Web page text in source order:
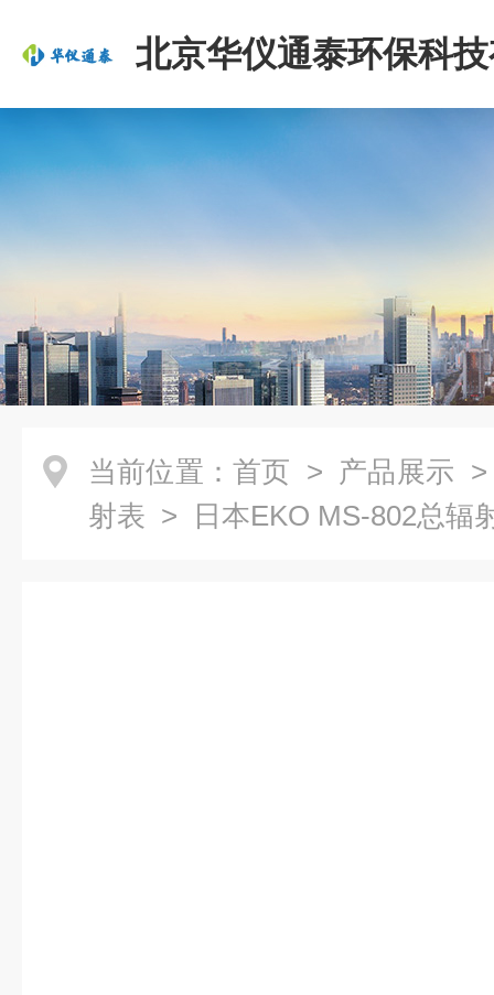
北京华仪通泰环保科
司
当前位置： 首页 > 产品展示
射表 > 日本EKO MS-802总辐